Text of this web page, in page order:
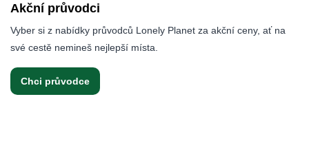
Akční průvodci
Vyber si z nabídky průvodců Lonely Planet za akční ceny, ať na
své cestě nemineš nejlepší místa.
Chci průvodce